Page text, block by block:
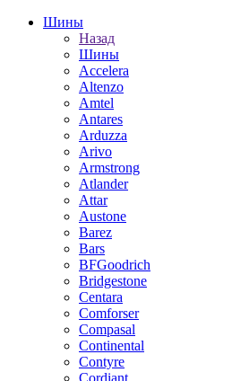
Шины
Назад
Шины
Accelera
Altenzo
Amtel
Antares
Arduzza
Arivo
Armstrong
Atlander
Attar
Austone
Barez
Bars
BFGoodrich
Bridgestone
Centara
Comforser
Compasal
Continental
Contyre
Cordiant